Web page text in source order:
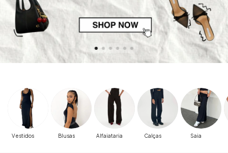
Vestidos Blusas Alfaiataria Calças Saia